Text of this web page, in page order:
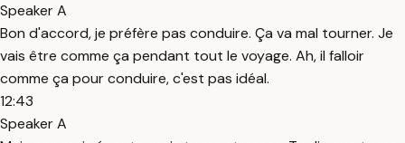
Speaker A
Bon d'accord, je préfère pas conduire. Ça va mal tourner. Je
vais être comme ça pendant tout le voyage. Ah, il falloir
comme ça pour conduire, c'est pas idéal.
12:43
Speaker A